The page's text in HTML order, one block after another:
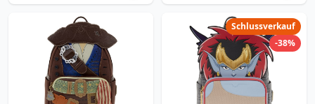
Schlussverkauf
-38%